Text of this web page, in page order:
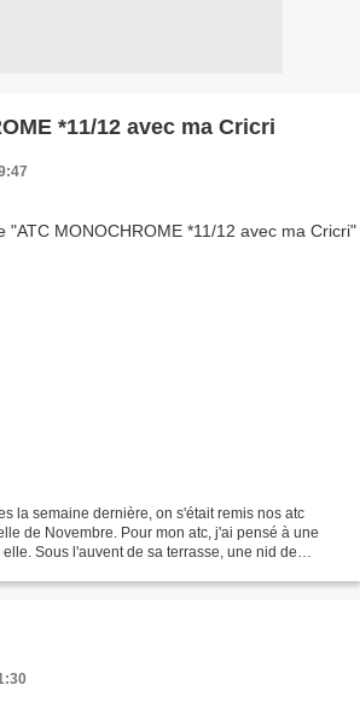
*11/12 avec ma Cricri
la semaine dernière, on s'était remis nos atc
de Novembre. Pour mon atc, j'ai pensé à une
Sous l'auvent de sa terrasse, une nid de